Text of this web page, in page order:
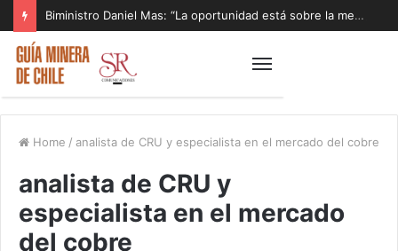
Biministro Daniel Mas: “La oportunidad está sobre la mesa y tenemos que aprovecharla”
Home / analista de CRU y especialista en el mercado del cobre
analista de CRU y
especialista en el mercado
del cobre